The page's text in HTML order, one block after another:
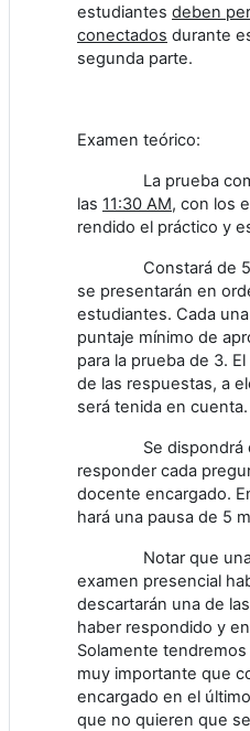
estudiantes deben
conectados durante
segunda parte.
Examen teórico:
La prueba
las 11:30 AM, con los
rendido el práctico y
Constará de 5
se presentarán en
estudiantes. Cada
puntaje mínimo de
para la prueba de 3.
de las respuestas, a
será tenida en cuenta.
Se dispondrá
responder cada
docente encargado.
hará una pausa de 5
Notar que una
examen presencial
descartarán una de
haber respondido y
Solamente
muy importante que
encargado en el
que no quieren que